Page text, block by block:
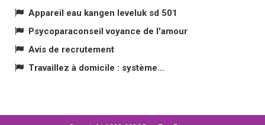
Appareil eau kangen leveluk sd 501
Psycoparaconseil voyance de l'amour
Avis de recrutement
Travaillez à domicile : système...